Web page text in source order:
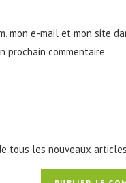
mon e-mail et mon site
prochain commentaire.
tous les nouveaux